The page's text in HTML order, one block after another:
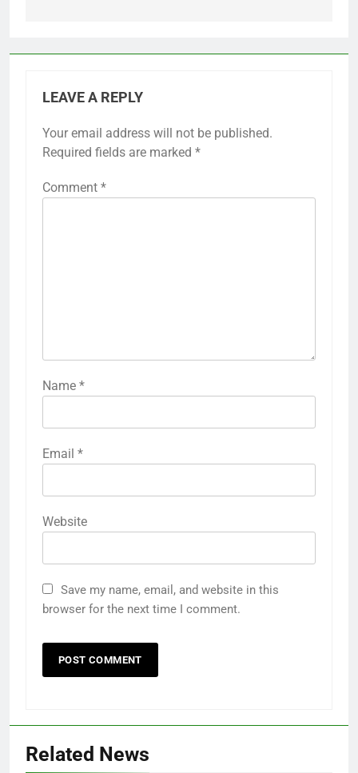
LEAVE A REPLY
Your email address will not be published.
Required fields are marked *
Comment *
Name *
Email *
Website
Save my name, email, and website in this
browser for the next time I comment.
Related News